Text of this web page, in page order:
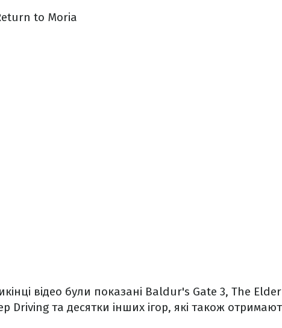
to Moria
відео були показані Baldur's Gate 3, The
Driving та десятки інших ігор, які також